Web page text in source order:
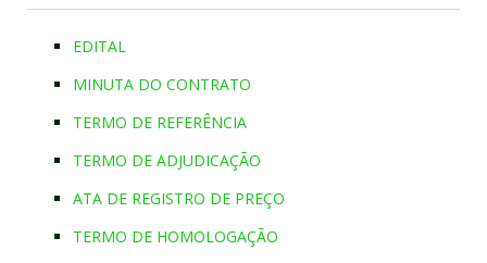
EDITAL
MINUTA DO CONTRATO
TERMO DE REFERÊNCIA
TERMO DE ADJUDICAÇÃO
ATA DE REGISTRO DE PREÇO
TERMO DE HOMOLOGAÇÃO